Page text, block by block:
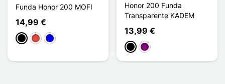
Funda Honor 200 MOFI
14,99 €
NegroRojoAzul
Honor 200 Funda
Transparente KADEM
13,99 €
NegroPúrpura